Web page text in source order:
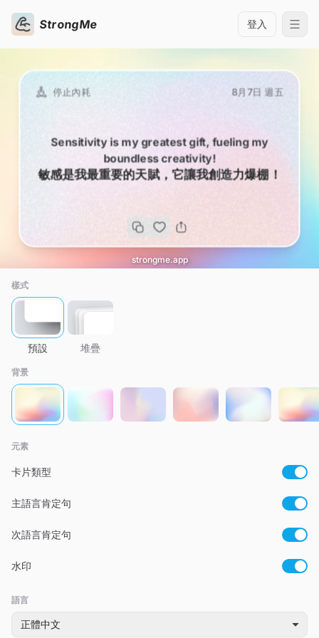
StrongMe 登入
停止內耗 8月7日 週五
Sensitivity is my greatest gift, fueling my
boundless creativity!
敏感是我最重要的天賦，它讓我創造力爆棚！
strongme.app
樣式
預設 堆疊
背景
元素
卡片類型
主語言肯定句
次語言肯定句
水印
語言
正體中文